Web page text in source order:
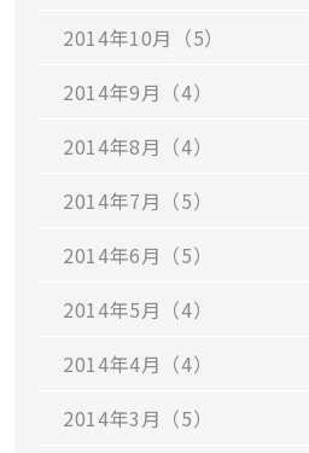
2014年10月（5）
2014年9月（4）
2014年8月（4）
2014年7月（5）
2014年6月（5）
2014年5月（4）
2014年4月（4）
2014年3月（5）